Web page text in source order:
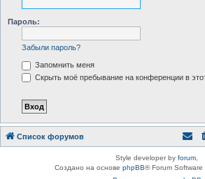
Пароль:
Забыли пароль?
Запомнить меня
Скрыть моё пребывание на конференции в
Список форумов
Style developer by forum,
Создано на основе phpBB® Forum